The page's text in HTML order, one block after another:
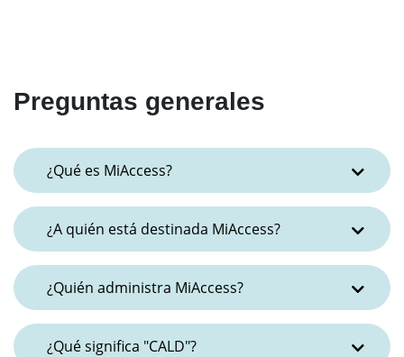
Preguntas generales
¿Qué es MiAccess?
¿A quién está destinada MiAccess?
¿Quién administra MiAccess?
¿Qué significa "CALD"?